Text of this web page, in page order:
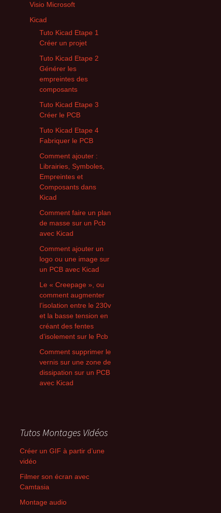
Visio Microsoft
Kicad
Tuto Kicad Etape 1
Créer un projet
Tuto Kicad Etape 2
Générer les
empreintes des
composants
Tuto Kicad Etape 3
Créer le PCB
Tuto Kicad Etape 4
Fabriquer le PCB
Comment ajouter :
Librairies, Symboles,
Empreintes et
Composants dans
Kicad
Comment faire un plan
de masse sur un Pcb
avec Kicad
Comment ajouter un
logo ou une image sur
un PCB avec Kicad
Le « Creepage », ou
comment augmenter
l’isolation entre le 230v
et la basse tension en
créant des fentes
d’isolement sur le Pcb
Comment supprimer le
vernis sur une zone de
dissipation sur un PCB
avec Kicad
Tutos Montages Vidéos
Créer un GIF à partir d’une
vidéo
Filmer son écran avec
Camtasia
Montage audio